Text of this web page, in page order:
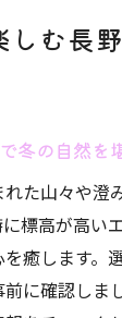
む長
冬の自然を
た山々や澄
標高が高い
癒します。
に確認しま